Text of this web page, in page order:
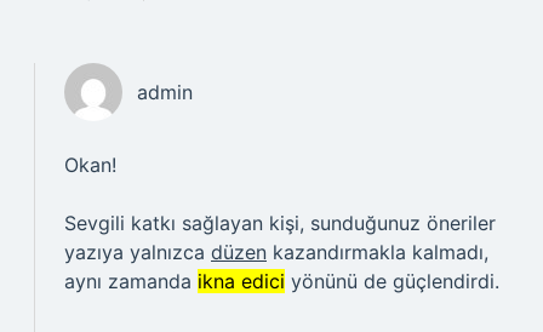
admin
Okan!
Sevgili katkı sağlayan kişi, sunduğunuz öneriler
yazıya yalnızca düzen kazandırmakla kalmadı,
aynı zamanda ikna edici yönünü de güçlendirdi.